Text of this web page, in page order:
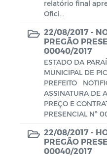
relatório final
Ofici...
22/08/2017 -
PREGÃO
00040/2017
ESTADO DA
MUNICIPAL DE
PREFEITO
ASSINATURA DE
PREÇO E
PRESENCIAL Nº
22/08/2017 -
PREGÃO
00040/2017